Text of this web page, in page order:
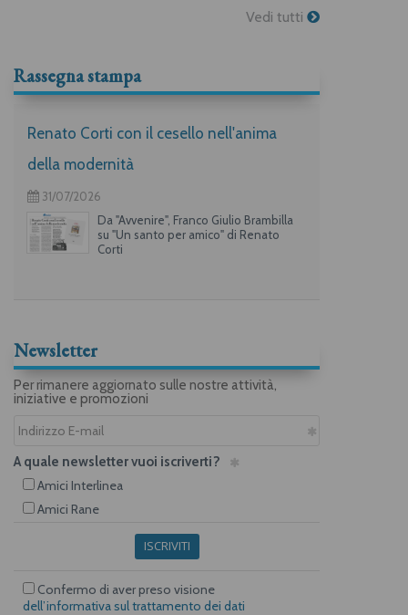
Vedi tutti
Rassegna stampa
Renato Corti con il cesello nell'anima
della modernità
31/07/2026
Da "Avvenire", Franco Giulio Brambilla
su "Un santo per amico" di Renato
Corti
Newsletter
Per rimanere aggiornato sulle nostre attività,
iniziative e promozioni
A quale newsletter vuoi iscriverti?
Amici Interlinea
Amici Rane
ISCRIVITI
Confermo di aver preso visione
dell’informativa sul trattamento dei dati